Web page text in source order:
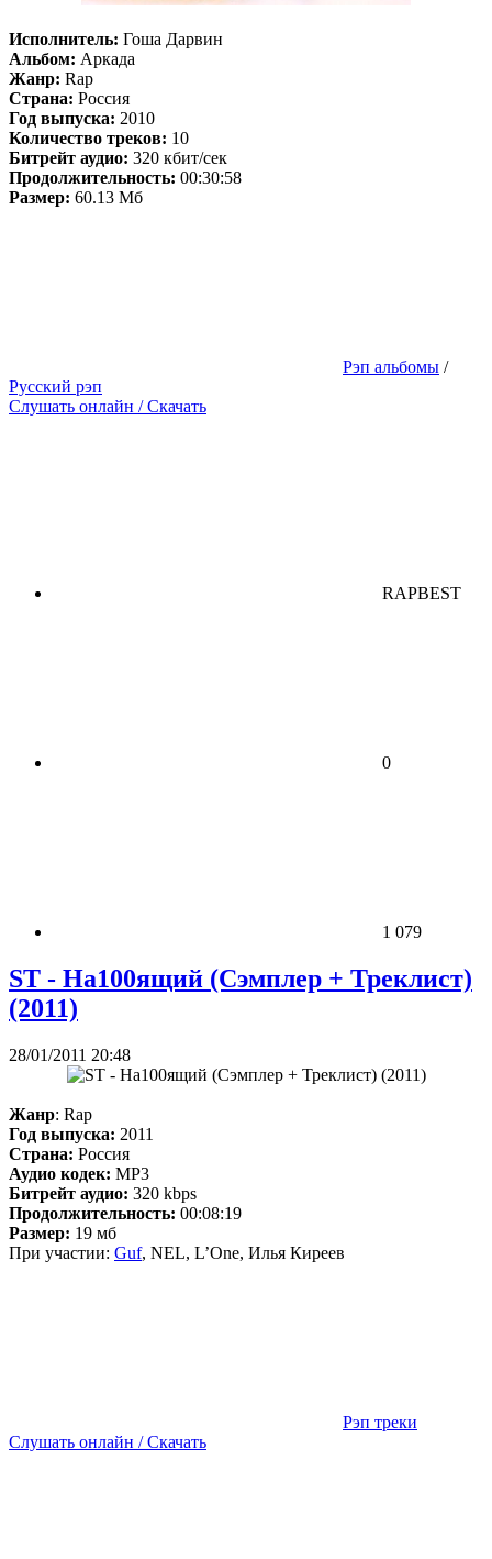
Исполнитель: Гоша Дарвин
Альбом: Аркада
Жанр: Rap
Страна: Россия
Год выпуска: 2010
Количество треков: 10
Битрейт аудио: 320 кбит/сек
Продолжительность: 00:30:58
Размер: 60.13 Мб
Рэп альбомы /
Русский рэп
Слушать онлайн / Скачать
RAPBEST
0
1 079
ST - На100ящий (Сэмплер + Треклист)
(2011)
28/01/2011 20:48
Жанр: Rap
Год выпуска: 2011
Страна: Россия
Аудио кодек: MP3
Битрейт аудио: 320 kbps
Продолжительность: 00:08:19
Размер: 19 мб
При участии: Guf, NEL, L’One, Илья Киреев
Рэп треки
Слушать онлайн / Скачать